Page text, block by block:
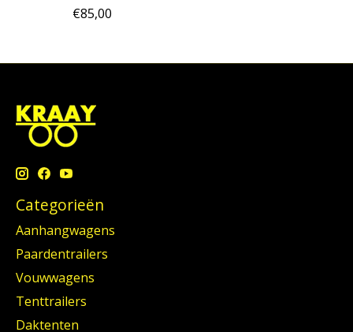
€85,00
Categorieën
Aanhangwagens
Paardentrailers
Vouwwagens
Tenttrailers
Daktenten